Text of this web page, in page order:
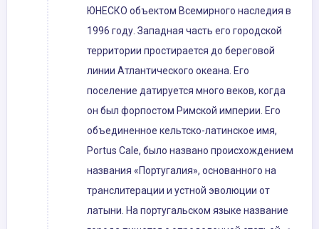
ЮНЕСКО объектом Всемирного наследия в
1996 году. Западная часть его городской
территории простирается до береговой
линии Атлантического океана. Его
поселение датируется много веков, когда
он был форпостом Римской империи. Его
объединенное кельтско-латинское имя,
Portus Cale, было названо происхождением
названия «Португалия», основанного на
транслитерации и устной эволюции от
латыни. На португальском языке название